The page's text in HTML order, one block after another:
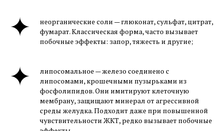
неорганические соли — глюконат, сульфат, цитрат,
фумарат. Классическая форма, часто вызывает
побочные эффекты: запор, тяжесть и другие;
липосомальное — железо соединено с
липосомами, крошечными пузырьками из
фосфолипидов. Они имитируют клеточную
мембрану, защищают минерал от агрессивной
среды желудка. Подходит даже при повышенной
чувствительности ЖКТ, редко вызывает побочные